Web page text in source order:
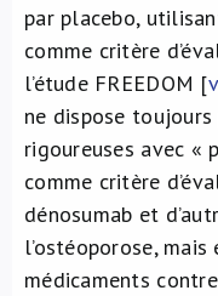
par placebo,
comme critère
l’étude FREEDOM [
ne dispose toujours
rigoureuses avec «
comme critère
dénosumab et
l’ostéoporose,
médicaments